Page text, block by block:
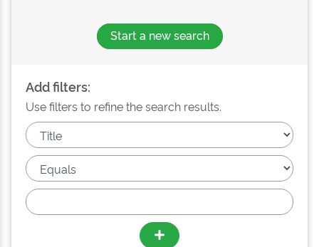
Start a new search
Add filters:
Use filters to refine the search results.